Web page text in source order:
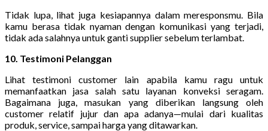
Tidak lupa, lihat juga kesiapannya dalam meresponsmu. Bila
kamu berasa tidak nyaman dengan komunikasi yang terjadi,
tidak ada salahnya untuk ganti supplier sebelum terlambat.
10. Testimoni Pelanggan
Lihat testimoni customer lain apabila kamu ragu untuk
memanfaatkan jasa salah satu layanan konveksi seragam.
Bagaimana juga, masukan yang diberikan langsung oleh
customer relatif jujur dan apa adanya—mulai dari kualitas
produk, service, sampai harga yang ditawarkan.